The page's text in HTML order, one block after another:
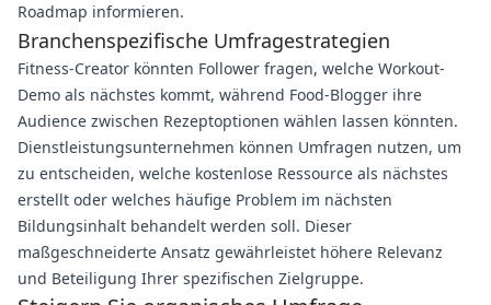
Roadmap informieren.
Branchenspezifische Umfragestrategien
Fitness-Creator könnten Follower fragen, welche Workout-
Demo als nächstes kommt, während Food-Blogger ihre
Audience zwischen Rezeptoptionen wählen lassen könnten.
Dienstleistungsunternehmen können Umfragen nutzen, um
zu entscheiden, welche kostenlose Ressource als nächstes
erstellt oder welches häufige Problem im nächsten
Bildungsinhalt behandelt werden soll. Dieser
maßgeschneiderte Ansatz gewährleistet höhere Relevanz
und Beteiligung Ihrer spezifischen Zielgruppe.